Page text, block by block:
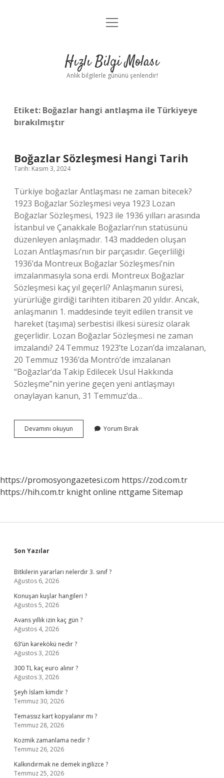
Anasayfa
Yasal Uyarı
menüyü
Hızlı Bilgi Molası
Anlık bilgilerle gününü şenlendir!
Etiket: Boğazlar hangi antlaşma ile Türkiyeye
bırakılmıştır
Boğazlar Sözleşmesi Hangi Tarih
Tarih: Kasım 3, 2024
Türkiye boğazlar Antlaşması ne zaman bitecek?
1923 Boğazlar Sözleşmesi veya 1923 Lozan
Boğazlar Sözleşmesi, 1923 ile 1936 yılları arasında
İstanbul ve Çanakkale Boğazları’nın statüsünü
düzenleyen anlaşmadır. 143 maddeden oluşan
Lozan Antlaşması’nın bir parçasıdır. Geçerliliği
1936’da Montreux Boğazlar Sözleşmesi’nin
imzalanmasıyla sona erdi. Montreux Boğazlar
Sözleşmesi kaç yıl geçerli? Anlaşmanın süresi,
yürürlüğe girdiği tarihten itibaren 20 yıldır. Ancak,
anlaşmanın 1. maddesinde teyit edilen transit ve
hareket (taşıma) serbestisi ilkesi süresiz olarak
geçerlidir. Lozan Boğazlar Sözleşmesi ne zaman
imzalandı? 24 Temmuz 1923’te Lozan’da imzalanan,
20 Temmuz 1936’da Montrö’de imzalanan
“Boğazlar’da Takip Edilecek Usul Hakkında
Sözleşme”nin yerine geçen yeni antlaşmayı
onaylayan kanun, 31 Temmuz’da…
Devamını okuyun Boğazlar
Sözleşmesi
Yorum Bırak
https://promosyongazetesi.com https://zod.com.tr
https://hih.com.tr knight online nttgame Sitemap
Sidebar
Son Yazılar
Bitkilerin yararları nelerdir 3. sınıf ?
Ağustos 6, 2026
Konuşan kuşlar hangileri ?
Ağustos 5, 2026
Avans yıllık izin kaç gün ?
Ağustos 4, 2026
63’ün karekökü nedir ?
Ağustos 3, 2026
300 TL kaç euro alınır ?
Ağustos 3, 2026
Şeyh İslam kimdir ?
Temmuz 30, 2026
Temassız kart kopyalanır mı ?
Temmuz 28, 2026
Kozmik zamanlama nedir ?
Temmuz 26, 2026
Kalkındırmak ne demek ingilizce ?
Temmuz 25, 2026